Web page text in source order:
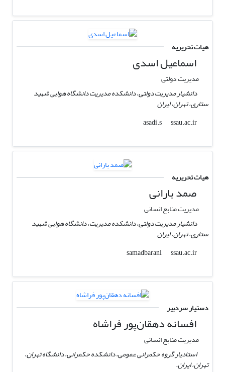
هیات تحریریه
اسماعیل اسدی
مدیریت دولتی
دانشیار مدیریت دولتی، دانشکده مدیریت دانشگاه هوایی شهید
ستاری، تهران، ایران
asadi.s
ssau.ac.ir
هیات تحریریه
صمد بارانی
مدیریت منابع انسانی
دانشیار مدیریت دولتی، دانشکده مدیریت، دانشگاه هوایی شهید
ستاری، تهران، ایران
samadbarani
ssau.ac.ir
دستیار سردبیر
افسانه دهقان‌پور فراشاه
مدیریت منابع انسانی
استادیار گروه حکمرانی عمومی، دانشکده حکمرانی، دانشگاه تهران،
تهران، ایران.